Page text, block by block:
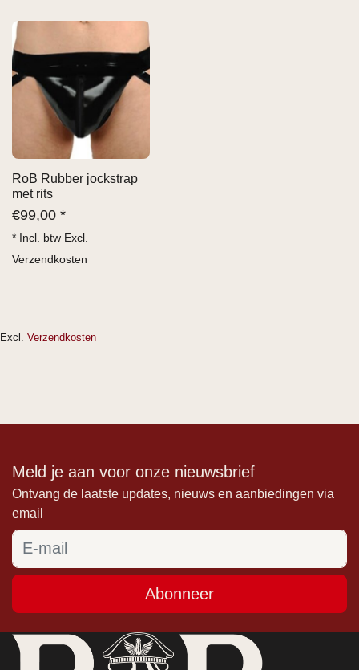
RoB Rubber jockstrap
met rits
€99,00 *
* Incl. btw Excl.
Verzendkosten
Excl. Verzendkosten
Meld je aan voor onze nieuwsbrief
Ontvang de laatste updates, nieuws en aanbiedingen via
email
Abonneer